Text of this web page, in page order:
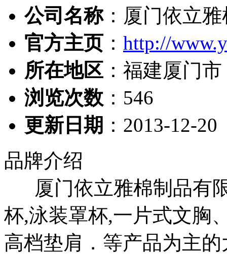
公司名称：厦门依立
官方主页 ： http://
所在地区 ：福建厦门市
浏览次数 ： 546
更新日期 ：2013-12-20
品牌介绍
厦门依立雅棉制品有
杯,泳装罩杯,一片式文胸
高档垫肩．等产品为主